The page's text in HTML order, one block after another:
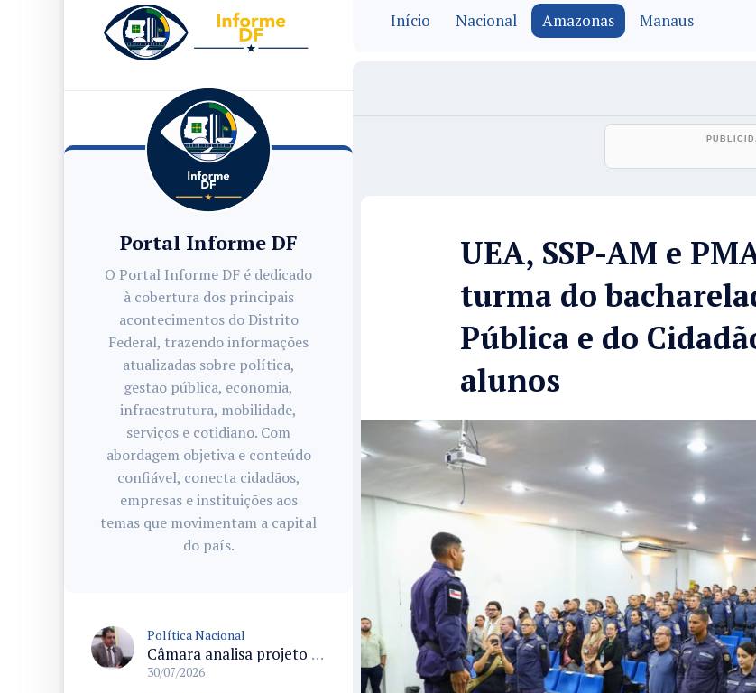
Portal Informe DF
O Portal Informe DF é dedicado
à cobertura dos principais
acontecimentos do Distrito
Federal, trazendo informações
atualizadas sobre política,
gestão pública, economia,
infraestrutura, mobilidade,
serviços e cotidiano. Com
abordagem objetiva e conteúdo
confiável, conecta cidadãos,
empresas e instituições aos
temas que movimentam a capital
do país.
Política Nacional
Câmara analisa projeto que inclui juros e correção no valor recebido dos precatórios do Fundef e determina repasse de 60% aos professores
30/07/2026
Início Nacional Amazonas Manaus
UEA, SSP-AM e
turma do
Pública e do
alunos